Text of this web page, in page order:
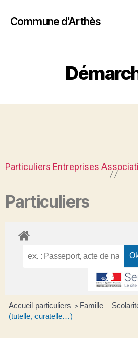
Commune d'Arthès
Particuliers Entreprises
Particuliers
Accueil particuliers > Famille –
(tutelle, curatelle…)